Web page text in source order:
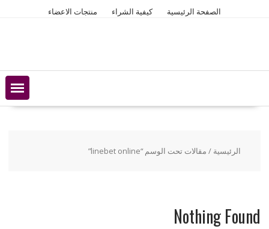
الصفحة الرئيسية كيفية الشراء منتجات الاعضاء
الرئيسية / مقالات تحت الوسم “linebet online”
Nothing Found